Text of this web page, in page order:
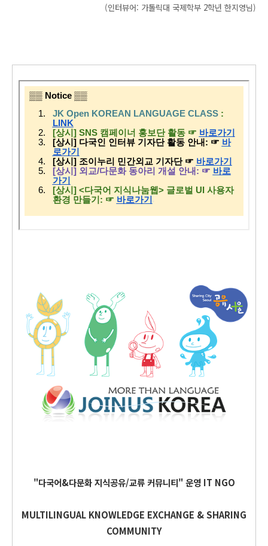
(인터뷰어: 가톨릭대 국제학부 2학년 한지영님)
"다국어&다문화 지식공유/교류 커뮤니티" 운영 IT NGO
MULTILINGUAL KNOWLEDGE EXCHANGE & SHARING
COMMUNITY